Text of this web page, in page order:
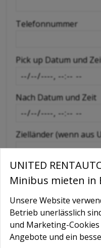
-
-
-
Telefonnummer
Pick up Datum und
Nach Datum und Zeit
Zielländer (wenn aus
Extras wie GPS,
Nachricht
UNITED
Minibus mieten in
Unsere Website
Betrieb unerlässlich
und Marketing-
Angebote und ein